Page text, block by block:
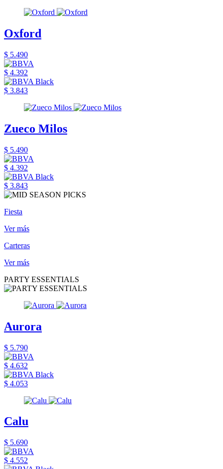
Oxford
$ 5.490
$ 4.392
$ 3.843
Zueco Milos
$ 5.490
$ 4.392
$ 3.843
Fiesta
Ver más
Carteras
Ver más
PARTY ESSENTIALS
Aurora
$ 5.790
$ 4.632
$ 4.053
Calu
$ 5.690
$ 4.552